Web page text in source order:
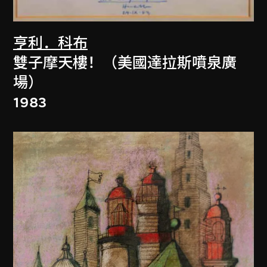
亨利．科布
雙子摩天樓！（美國達拉斯噴泉廣
場）
1983